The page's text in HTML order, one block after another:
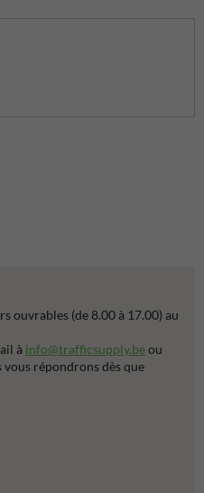
ouvrables (de 8.00 à 17.00) au
à info@trafficsupply.beou
répondrons dès que